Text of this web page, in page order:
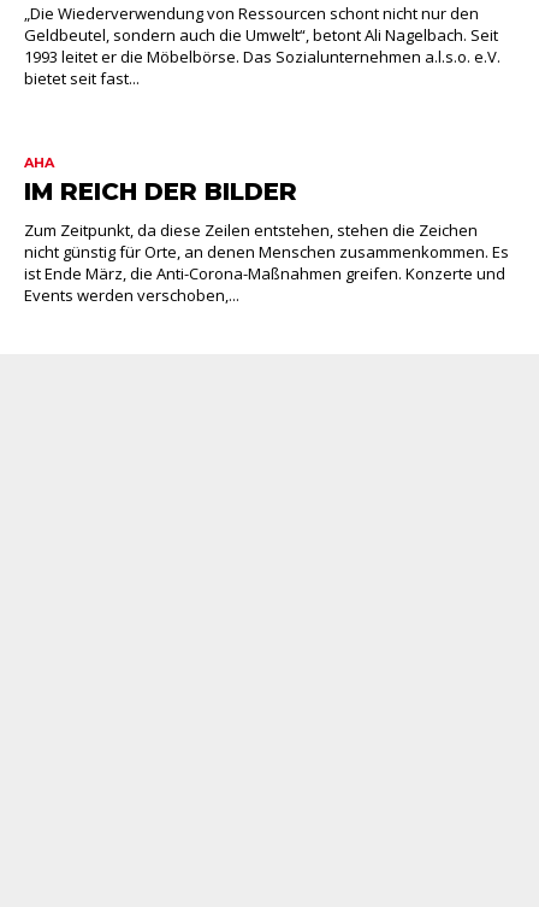
„Die Wiederverwendung von Ressourcen schont nicht nur den
Geldbeutel, sondern auch die Umwelt“, betont Ali Nagelbach. Seit
1993 leitet er die Möbelbörse. Das Sozialunternehmen a.l.s.o. e.V.
bietet seit fast...
AHA
IM REICH DER BILDER
Zum Zeitpunkt, da diese Zeilen entstehen, stehen die Zeichen
nicht günstig für Orte, an denen Menschen zusammenkommen. Es
ist Ende März, die Anti-Corona-Maßnahmen greifen. Konzerte und
Events werden verschoben,...